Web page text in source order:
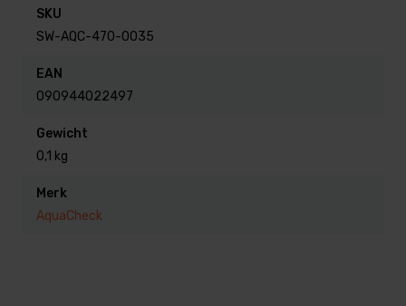
Inhoud AquaChek Peroxide 3 in 1
teststrips
25 teststrips
Frans, Spaans, Italiaans, Tsjechisch, Deens,
Nederlands
Portugees, Russisch, Zweeds en Turks
SKU
SW-AQC-470-0035
EAN
090944022497
Gewicht
0,1 kg
Merk
AquaCheck